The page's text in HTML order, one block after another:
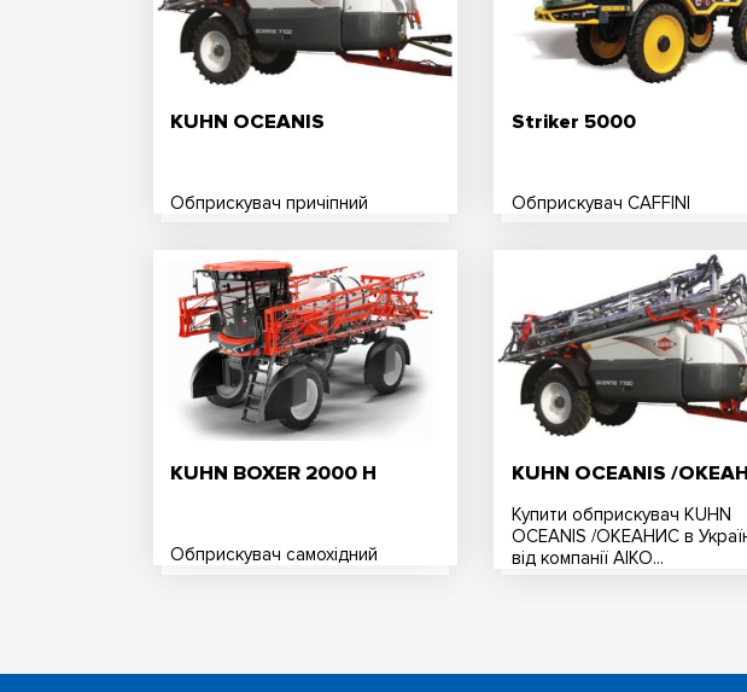
KUHN OCEANIS
Обприскувач причіпний
Striker 5000
Обприскувач CAFFINI
KUHN BOXER 2000 H
Обприскувач самохідний
KUHN OCEANIS /
Купити обприскувач KUHN
OCEANIS /ОКЕАНИС в
від компанії АІКО...